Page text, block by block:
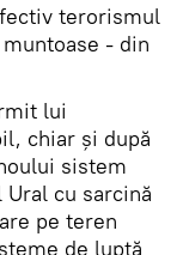
terorismul
- din
lui
chiar și după
sistem
Ural cu sarcină
pe teren
de luptă